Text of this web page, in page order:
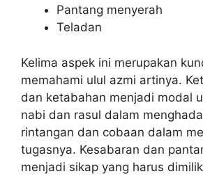
Pantang menyerah
Teladan
Kelima aspek ini merupakan
memahami ulul azmi artinya.
dan ketabahan menjadi modal
nabi dan rasul dalam
rintangan dan cobaan dalam
tugasnya. Kesabaran dan
menjadi sikap yang harus